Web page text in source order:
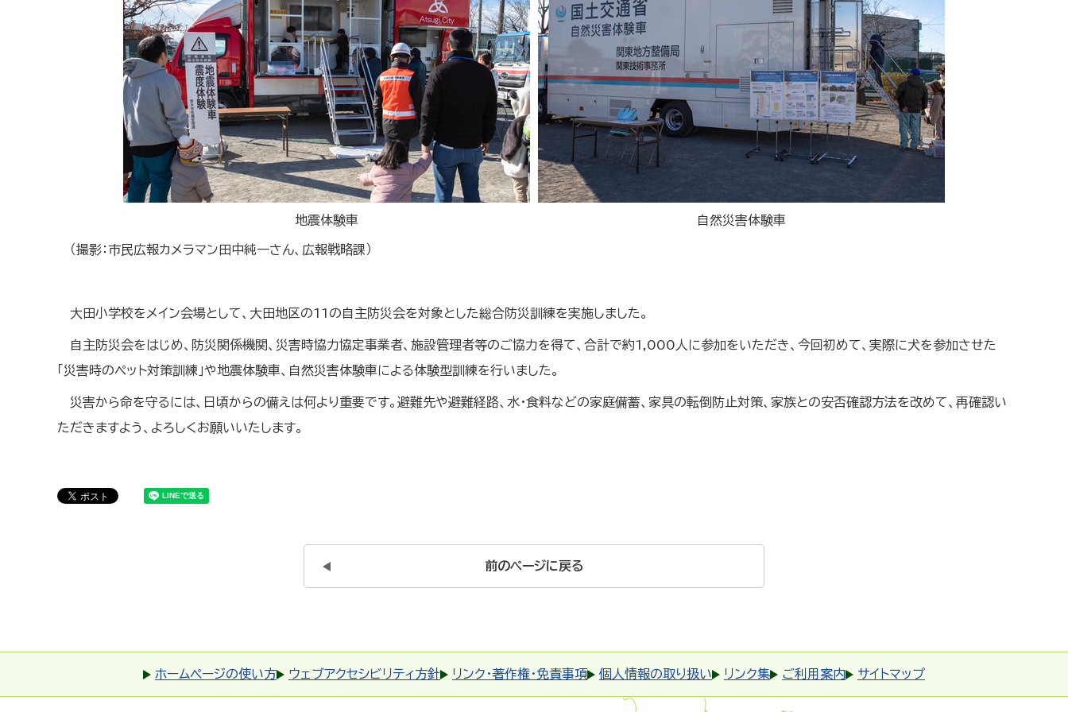
地震体験車 自然災害体験車
（撮影：市民広報カメラマン田中純一さん、広報戦略課）
大田小学校をメイン会場として、大田地区の11の自主防災会を対象とした総合防災訓練を実施しました。
自主防災会をはじめ、防災関係機関、災害時協力協定事業者、施設管理者等のご協力を得て、合計で約1,000人に参加をいただき、今回初めて、実際に犬を参加させた
「災害時のペット対策訓練」や地震体験車、自然災害体験車による体験型訓練を行いました。
災害から命を守るには、日頃からの備えは何より重要です。避難先や避難経路、水・食料などの家庭備蓄、家具の転倒防止対策、家族との安否確認方法を改めて、再確認い
ただきますよう、よろしくお願いいたします。
前のページに戻る
ホームページの使い方 ウェブアクセシビリティ方針 リンク・著作権・免責事項 個人情報の取り扱い リンク集 ご利用案内 サイトマップ